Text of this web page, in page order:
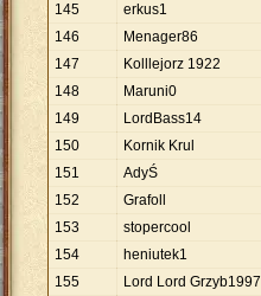
145
erkus1
146
Menager86
147
Kolllejorz 1922
148
Maruni0
149
LordBass14
150
Kornik Krul
151
AdyŚ
152
Grafoll
153
stopercool
154
heniutek1
155
Lord Lord Grzyb1997